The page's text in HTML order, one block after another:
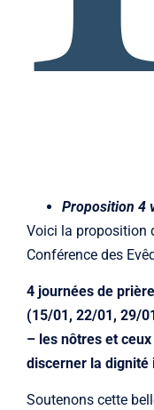
Proposition 4
Voici la proposition
Conférence des
4 journées de
(15/01, 22/01, 29/
– les nôtres et ceux
discerner la dignité
Soutenons cette